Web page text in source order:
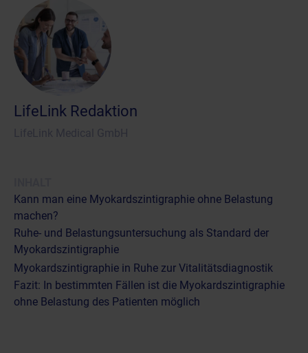
LifeLink Redaktion
Kann man eine Myokardszintigraphie ohne Belastung
machen?
Ruhe- und Belastungsuntersuchung als Standard der
Myokardszintigraphie
Myokardszintigraphie in Ruhe zur Vitalitätsdiagnostik
Fazit: In bestimmten Fällen ist die Myokardszintigraphie
ohne Belastung des Patienten möglich